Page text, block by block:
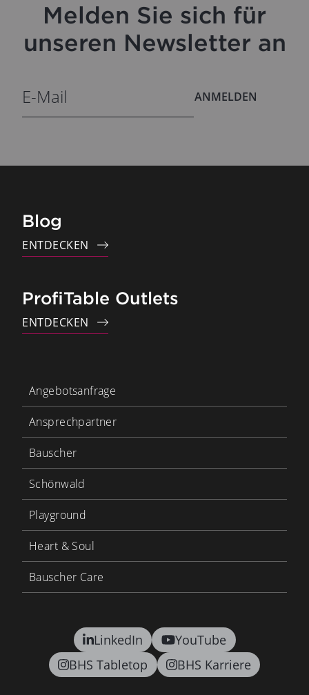
Melden Sie sich für
unseren Newsletter an
ANMELDEN
Blog
ENTDECKEN
ProfiTable Outlets
ENTDECKEN
LinkedIn
YouTube
BHS Tabletop
BHS Karriere
Angebotsanfrage
Ansprechpartner
Bauscher
Schönwald
Playground
Heart & Soul
Bauscher Care